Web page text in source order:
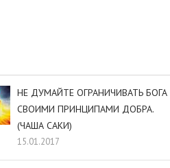
НЕ ДУМАЙТЕ ОГРАНИЧИВАТЬ БОГА
СВОИМИ ПРИНЦИПАМИ ДОБРА.
(ЧАША САКИ)
15.01.2017